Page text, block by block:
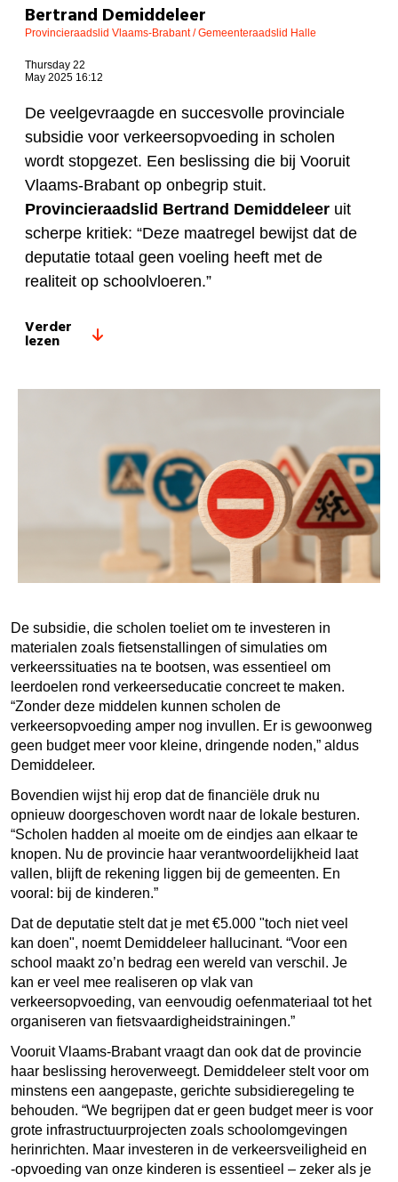
Bertrand Demiddeleer
Provincieraadslid Vlaams-Brabant / Gemeenteraadslid Halle
Thursday 22
May 2025 16:12
De veelgevraagde en succesvolle provinciale
subsidie voor verkeersopvoeding in scholen
wordt stopgezet. Een beslissing die bij Vooruit
Vlaams-Brabant op onbegrip stuit.
Provincieraadslid Bertrand Demiddeleer uit
scherpe kritiek: “Deze maatregel bewijst dat de
deputatie totaal geen voeling heeft met de
realiteit op schoolvloeren.”
Verder
lezen
De subsidie, die scholen toeliet om te investeren in
materialen zoals fietsenstallingen of simulaties om
verkeerssituaties na te bootsen, was essentieel om
leerdoelen rond verkeerseducatie concreet te maken.
“Zonder deze middelen kunnen scholen de
verkeersopvoeding amper nog invullen. Er is gewoonweg
geen budget meer voor kleine, dringende noden,” aldus
Demiddeleer.
Bovendien wijst hij erop dat de financiële druk nu
opnieuw doorgeschoven wordt naar de lokale besturen.
“Scholen hadden al moeite om de eindjes aan elkaar te
knopen. Nu de provincie haar verantwoordelijkheid laat
vallen, blijft de rekening liggen bij de gemeenten. En
vooral: bij de kinderen.”
Dat de deputatie stelt dat je met €5.000 "toch niet veel
kan doen", noemt Demiddeleer hallucinant. “Voor een
school maakt zo’n bedrag een wereld van verschil. Je
kan er veel mee realiseren op vlak van
verkeersopvoeding, van eenvoudig oefenmateriaal tot het
organiseren van fietsvaardigheidstrainingen.”
Vooruit Vlaams-Brabant vraagt dan ook dat de provincie
haar beslissing heroverweegt. Demiddeleer stelt voor om
minstens een aangepaste, gerichte subsidieregeling te
behouden. “We begrijpen dat er geen budget meer is voor
grote infrastructuurprojecten zoals schoolomgevingen
herinrichten. Maar investeren in de verkeersveiligheid en
-opvoeding van onze kinderen is essentieel – zeker als je